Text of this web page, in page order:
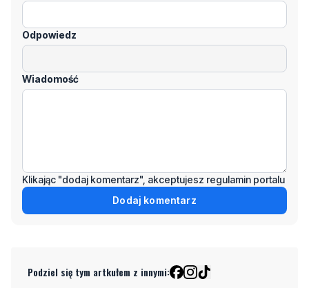
Odpowiedz
Wiadomość
Klikając "dodaj komentarz", akceptujesz regulamin portalu
Dodaj komentarz
Podziel się tym artkułem z innymi: